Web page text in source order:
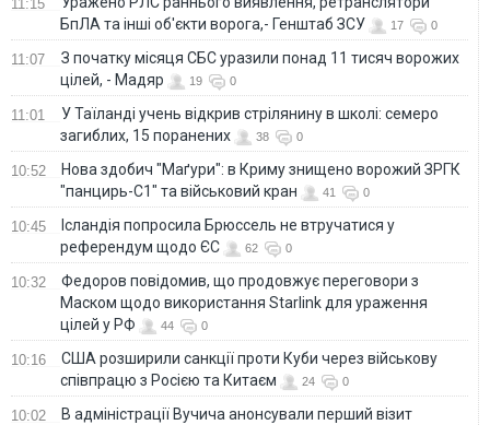
11:15
БпЛА та інші об'єкти ворога,- Генштаб ЗСУ
17 0
11:07
З початку місяця СБС уразили понад 11 тисяч ворожих
цілей, - Мадяр
19 0
11:01
У Таїланді учень відкрив стрілянину в школі: семеро
загиблих, 15 поранених
38 0
10:52
Нова здобич "Маґури": в Криму знищено ворожий ЗРГК
"панцирь-С1" та військовий кран
41 0
10:45
Ісландія попросила Брюссель не втручатися у
референдум щодо ЄС
62 0
10:32
Федоров повідомив, що продовжує переговори з
Маском щодо використання Starlink для ураження
цілей у РФ
44 0
10:16
США розширили санкції проти Куби через військову
співпрацю з Росією та Китаєм
24 0
10:02
В адміністрації Вучича анонсували перший візит